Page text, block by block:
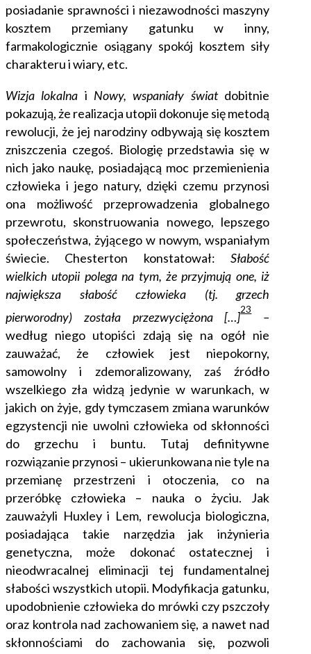
posiadanie sprawności i niezawodności maszyny
kosztem przemiany gatunku w inny,
farmakologicznie osiągany spokój kosztem siły
charakteru i wiary, etc.
Wizja lokalna i Nowy, wspaniały świat dobitnie
pokazują, że realizacja utopii dokonuje się metodą
rewolucji, że jej narodziny odbywają się kosztem
zniszczenia czegoś. Biologię przedstawia się w
nich jako naukę, posiadającą moc przemienienia
człowieka i jego natury, dzięki czemu przynosi
ona możliwość przeprowadzenia globalnego
przewrotu, skonstruowania nowego, lepszego
społeczeństwa, żyjącego w nowym, wspaniałym
świecie. Chesterton konstatował:Słabość
wielkich utopii polega na tym, że przyjmują one, iż
największa słabość człowieka (tj. grzech
pierworodny) została przezwyciężona […]
23
–
według niego utopiści zdają się na ogół nie
zauważać, że człowiek jest niepokorny,
samowolny i zdemoralizowany, zaś źródło
wszelkiego zła widzą jedynie w warunkach, w
jakich on żyje, gdy tymczasem zmiana warunków
egzystencji nie uwolni człowieka od skłonności
do grzechu i buntu. Tutaj definitywne
rozwiązanie przynosi – ukierunkowana nie tyle na
przemianę przestrzeni i otoczenia, co na
przeróbkę człowieka – nauka o życiu. Jak
zauważyli Huxley i Lem, rewolucja biologiczna,
posiadająca takie narzędzia jak inżynieria
genetyczna, może dokonać ostatecznej i
nieodwracalnej eliminacji tej fundamentalnej
słabości wszystkich utopii. Modyfikacja gatunku,
upodobnienie człowieka do mrówki czy pszczoły
oraz kontrola nad zachowaniem się, a nawet nad
skłonnościami do zachowania się, pozwoli